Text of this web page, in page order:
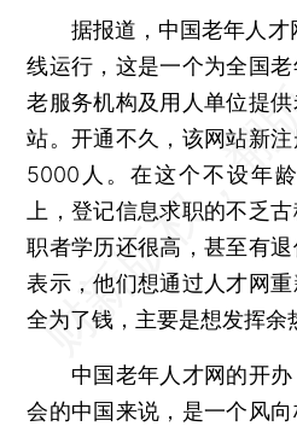
据报道，中国老年人才
线运行，这是一个为全国
老服务机构及用人单位提
站。开通不久，该网站新
5000人。在这个不设年
上，登记信息求职的不乏
职者学历还很高，甚至有
表示，他们想通过人才网
全为了钱，主要是想发挥余
中国老年人才网的开办
会的中国来说，是一个风